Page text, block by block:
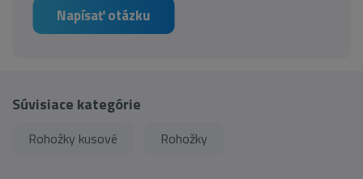
Napísať otázku
Súvisiace kategórie
Rohožky kusové Rohožky